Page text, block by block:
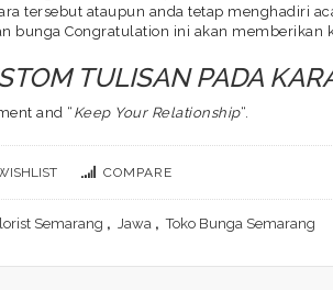
tersebut ataupun anda tetap menghadiri
bunga Congratulation ini akan
TULISAN PADA
and “ Keep Your Relationship“.
COMPARE
Semarang , Jawa , Toko Bunga Semarang